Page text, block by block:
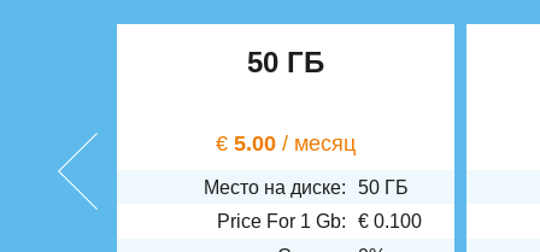
50 ГБ
€ 5.00 / месяц
Место на диске:
50 ГБ
Price For 1 Gb:
€ 0.100